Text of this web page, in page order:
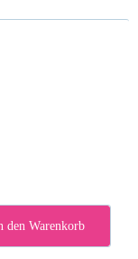
den Warenkorb